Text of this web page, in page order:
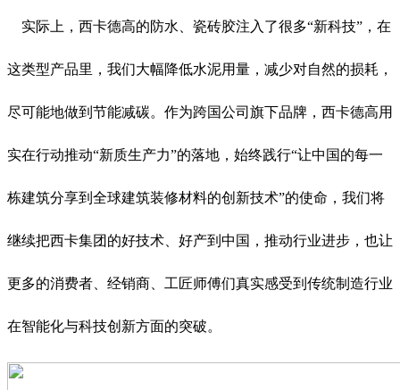
实际上，西卡德高的防水、瓷砖胶注入了很多“新科技”，在
这类型产品里，我们大幅降低水泥用量，减少对自然的损耗，
尽可能地做到节能减碳。作为跨国公司旗下品牌，西卡德高用
实在行动推动“新质生产力”的落地，始终践行“让中国的每一
栋建筑分享到全球建筑装修材料的创新技术”的使命，我们将
继续把西卡集团的好技术、好产到中国，推动行业进步，也让
更多的消费者、经销商、工匠师傅们真实感受到传统制造行业
在智能化与科技创新方面的突破。